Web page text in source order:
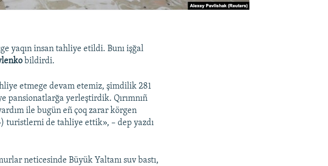
yaqın insan tahliye etildi. Bunı işğal
bildirdi. ​
etmege devam etemiz, şimdilik 281
yerleştirdik. Qırımnıñ
ile bugün eñ çoq zarar körgen
turistlerni de tahliye ettik», – dep yazdı
neticesinde Büyük Yaltanı suv bastı,